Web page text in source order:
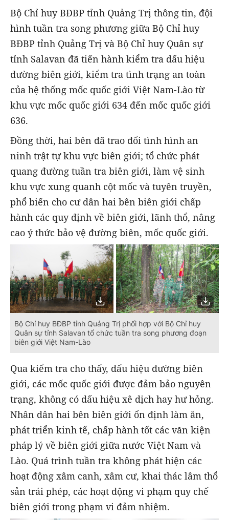
Bộ Chỉ huy BĐBP tỉnh Quảng Trị thông tin, đội
hình tuần tra song phương giữa Bộ Chỉ huy
BĐBP tỉnh Quảng Trị và Bộ Chỉ huy Quân sự
tỉnh Salavan đã tiến hành kiểm tra dấu hiệu
đường biên giới, kiểm tra tình trạng an toàn
của hệ thống mốc quốc giới Việt Nam-Lào từ
khu vực mốc quốc giới 634 đến mốc quốc giới
636.
Đồng thời, hai bên đã trao đổi tình hình an
ninh trật tự khu vực biên giới; tổ chức phát
quang đường tuần tra biên giới, làm vệ sinh
khu vực xung quanh cột mốc và tuyên truyền,
phổ biến cho cư dân hai bên biên giới chấp
hành các quy định về biên giới, lãnh thổ, nâng
cao ý thức bảo vệ đường biên, mốc quốc giới.
Bộ Chỉ huy BĐBP tỉnh Quảng Trị phối hợp với Bộ Chỉ huy
Quân sự tỉnh Salavan tổ chức tuần tra song phương đoạn
biên giới Việt Nam-Lào
Qua kiểm tra cho thấy, dấu hiệu đường biên
giới, các mốc quốc giới được đảm bảo nguyên
trạng, không có dấu hiệu xê dịch hay hư hỏng.
Nhân dân hai bên biên giới ổn định làm ăn,
phát triển kinh tế, chấp hành tốt các văn kiện
pháp lý về biên giới giữa nước Việt Nam và
Lào. Quá trình tuần tra không phát hiện các
hoạt động xâm canh, xâm cư, khai thác lâm thổ
sản trái phép, các hoạt động vi phạm quy chế
biên giới trong phạm vi đảm nhiệm.